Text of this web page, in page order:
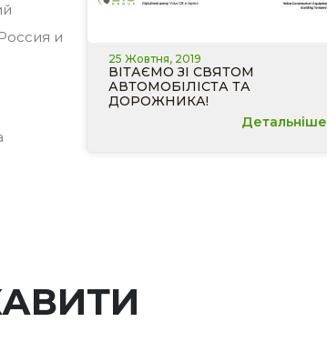
и
25 Жовтня, 2019
ВІТАЄМО ЗІ СВЯТОМ
АВТОМОБІЛІСТА ТА
ДОРОЖНИКА!
Детальніше